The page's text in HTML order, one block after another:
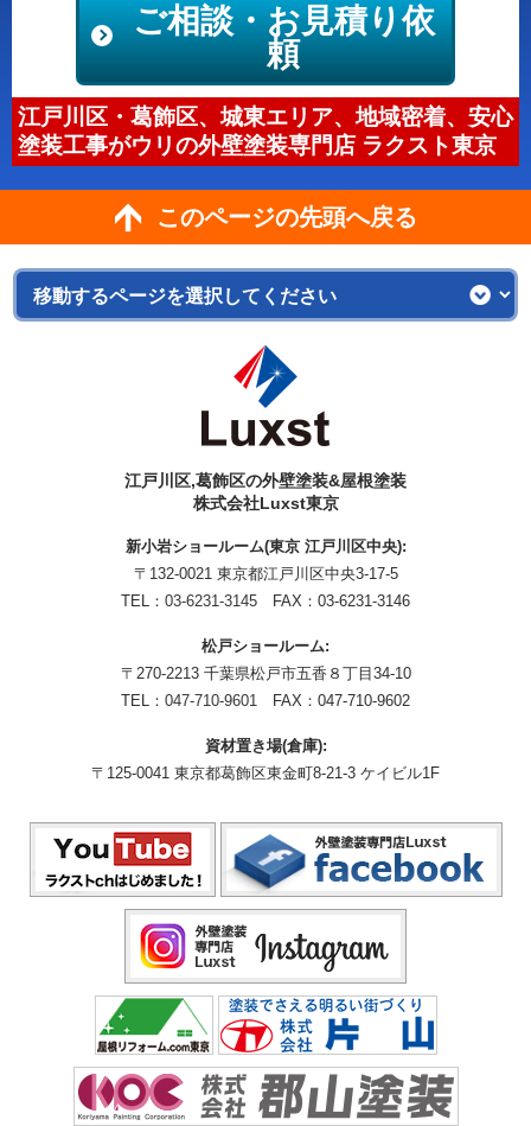
ご相談・お見積り依
頼
江戸川区・葛飾区、城東エリア、地域密着、安心
塗装工事がウリの外壁塗装専門店 ラクスト東京
このページの先頭へ戻る
江戸川区,葛飾区の外壁塗装&屋根塗装
株式会社Luxst東京
新小岩ショールーム(東京 江戸川区中央):
〒132-0021 東京都江戸川区中央3-17-5
TEL： 03-6231-3145 FAX：03-6231-3146
松戸ショールーム:
〒270-2213 千葉県松戸市五香８丁目34-10
TEL： 047-710-9601 FAX：047-710-9602
資材置き場(倉庫):
〒125-0041 東京都葛飾区東金町8-21-3 ケイビル1F